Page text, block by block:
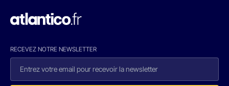
RECEVEZ NOTRE NEWSLETTER